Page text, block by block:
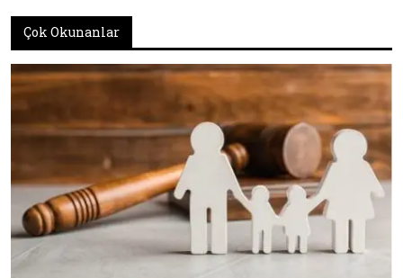
Çok Okunanlar